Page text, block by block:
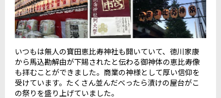
いつもは無人の寶田恵比寿神社も開いていて、徳川家康
から馬込勘解由が下賜されたと伝わる御神体の恵比寿像
も拝むことができました。商業の神様として厚い信仰を
受けています。たくさん並んだべったら漬けの屋台がこ
の祭りを盛り上げていました。